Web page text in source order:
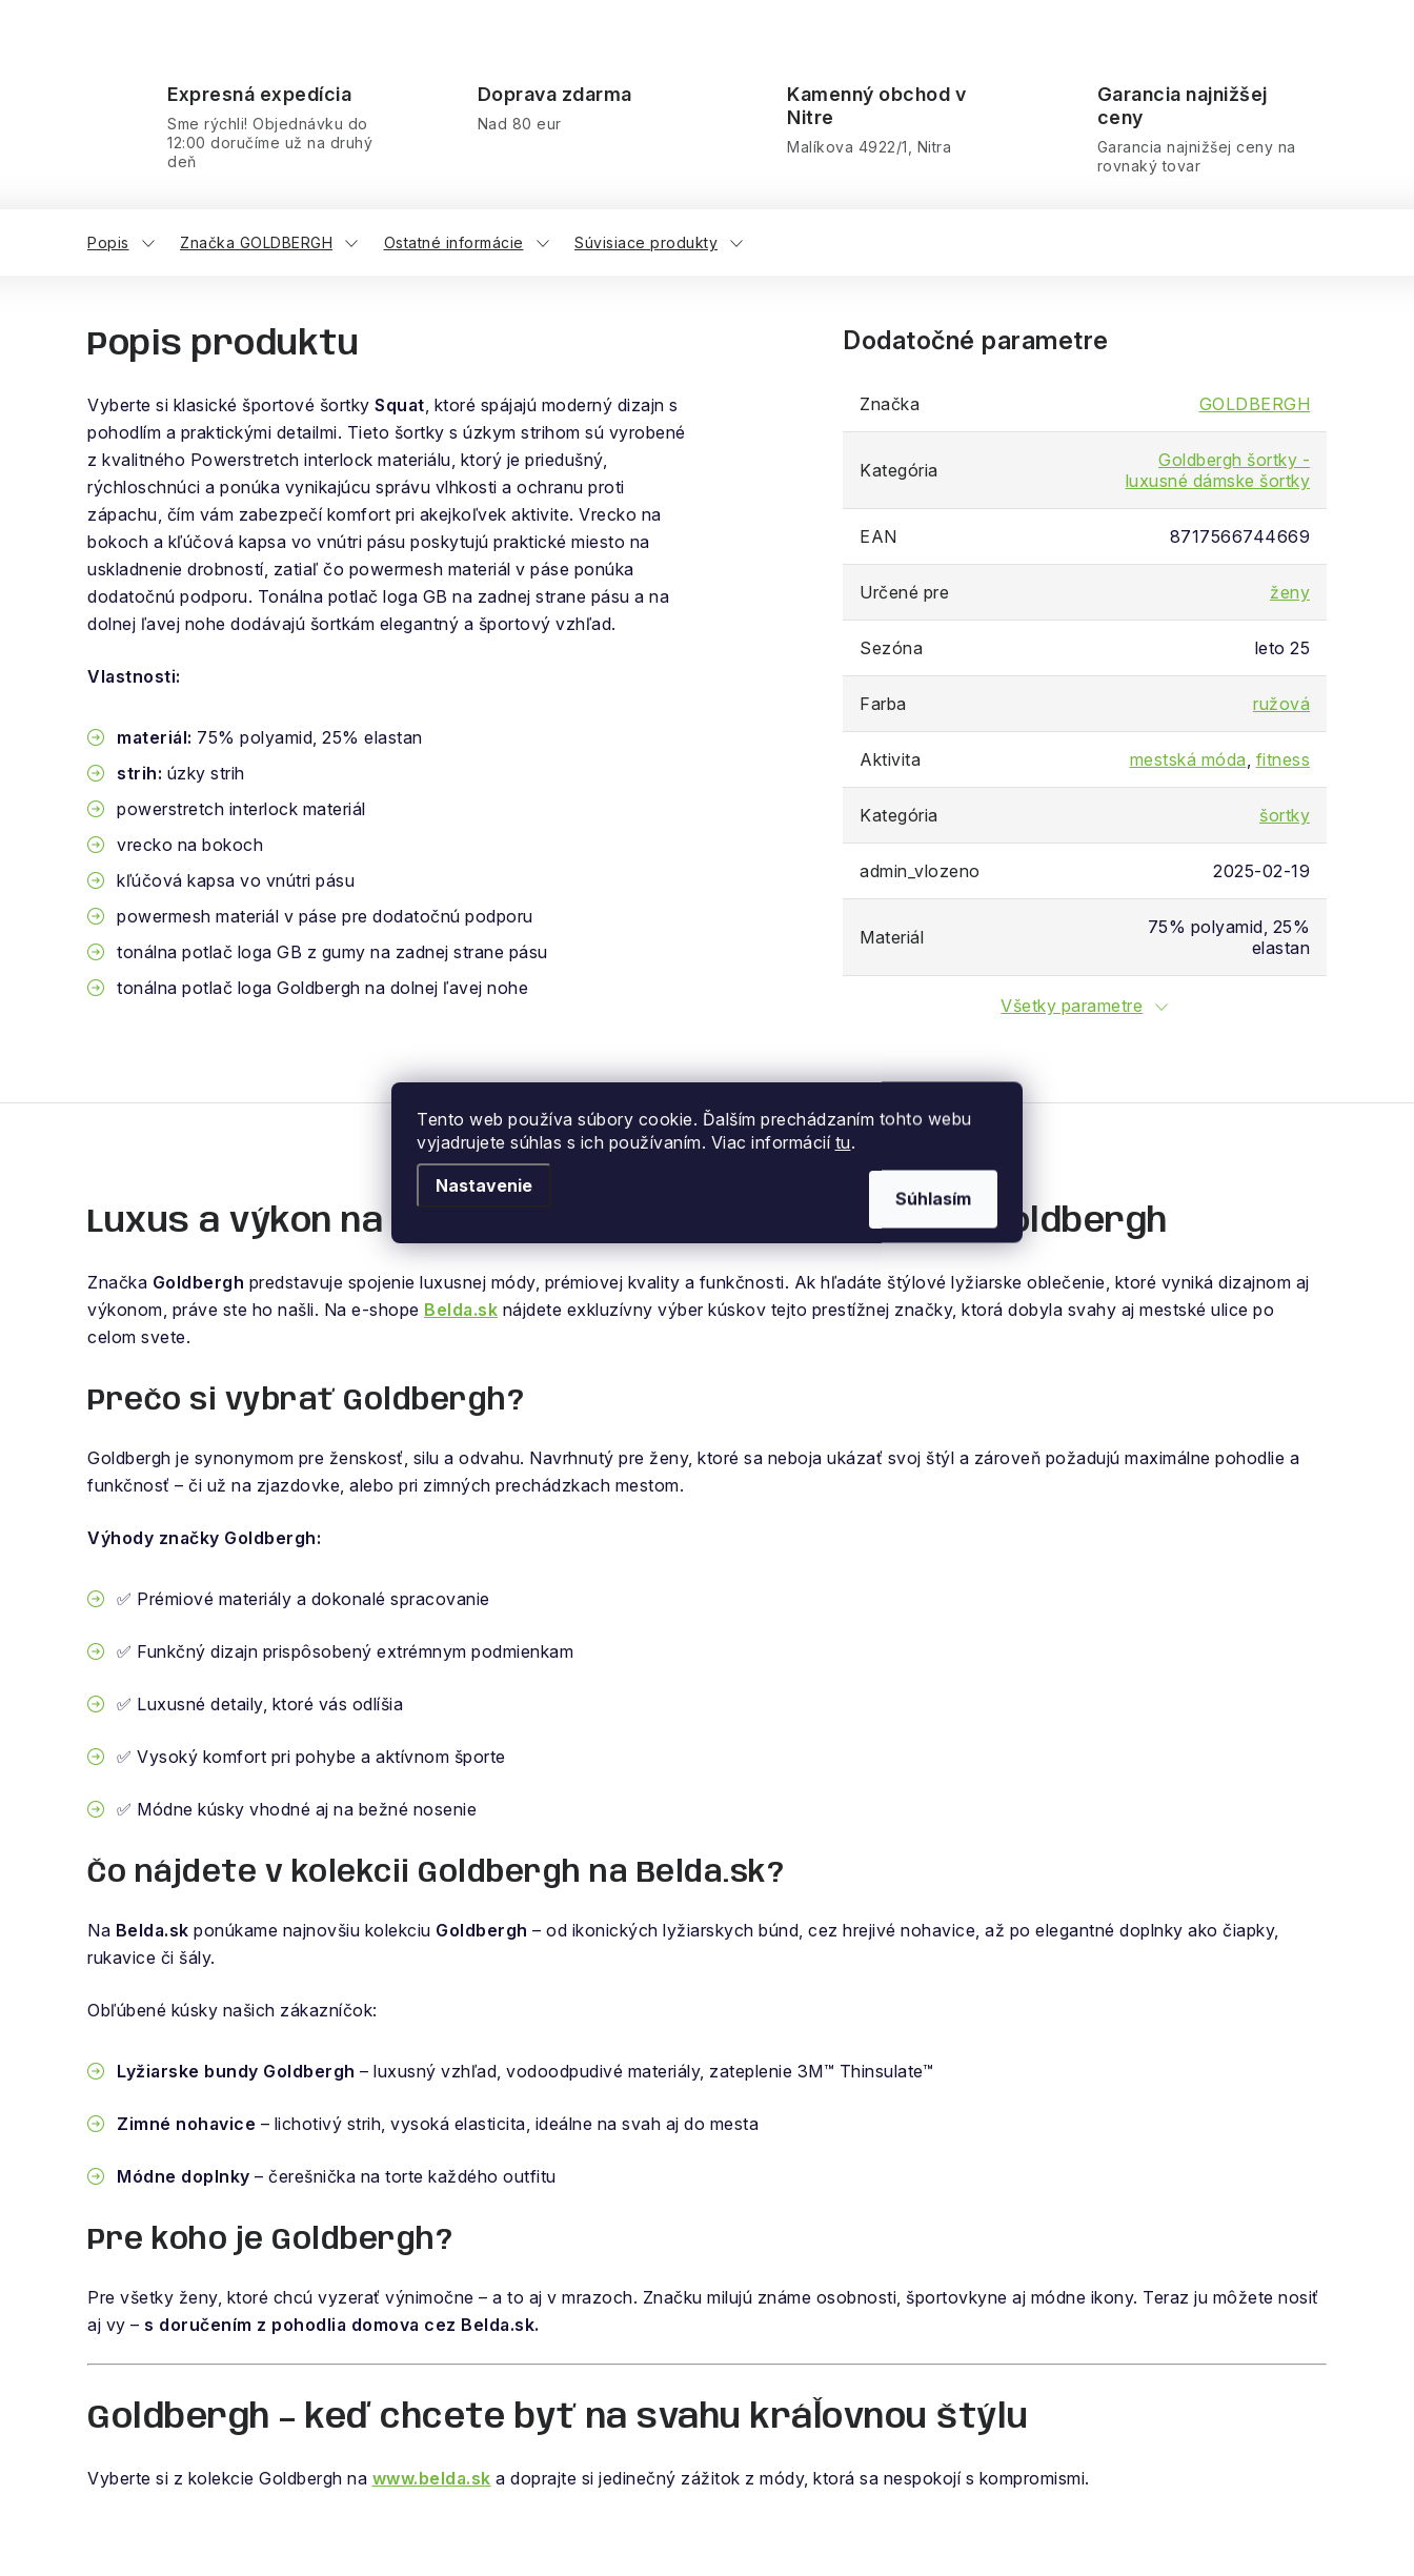
Tento web používa súbory cookie. Ďalším prechádzaním tohto webu
vyjadrujete súhlas s ich používaním. Viac informácií tu.
Nastavenie
Súhlasím
Expresná expedícia
Sme rýchli! Objednávku do
12:00 doručíme už na druhý
deň
Doprava zdarma
Nad 80 eur
Kamenný obchod v
Nitre
Malíkova 4922/1, Nitra
Garancia najnižšej
ceny
Garancia najnižšej ceny na
rovnaký tovar
Popis Značka GOLDBERGH Ostatné informácie Súvisiace produkty
Popis produktu
Vyberte si klasické športové šortky Squat, ktoré spájajú moderný dizajn s
pohodlím a praktickými detailmi. Tieto šortky s úzkym strihom sú vyrobené
z kvalitného Powerstretch interlock materiálu, ktorý je priedušný,
rýchloschnúci a ponúka vynikajúcu správu vlhkosti a ochranu proti
zápachu, čím vám zabezpečí komfort pri akejkoľvek aktivite. Vrecko na
bokoch a kľúčová kapsa vo vnútri pásu poskytujú praktické miesto na
uskladnenie drobností, zatiaľ čo powermesh materiál v páse ponúka
dodatočnú podporu. Tonálna potlač loga GB na zadnej strane pásu a na
dolnej ľavej nohe dodávajú šortkám elegantný a športový vzhľad.
Vlastnosti:
materiál: 75% polyamid, 25% elastan
strih: úzky strih
powerstretch interlock materiál
vrecko na bokoch
kľúčová kapsa vo vnútri pásu
powermesh materiál v páse pre dodatočnú podporu
tonálna potlač loga GB z gumy na zadnej strane pásu
tonálna potlač loga Goldbergh na dolnej ľavej nohe
Dodatočné parametre
Značka GOLDBERGH
Kategória
Goldbergh šortky -
luxusné dámske šortky
EAN 8717566744669
Určené pre ženy
Sezóna leto 25
Farba ružová
Aktivita mestská móda, fitness
Kategória šortky
admin_vlozeno 2025-02-19
Materiál
75% polyamid, 25%
elastan
Všetky parametre
Luxus a výkon na svahu aj v meste: Objavte značku Goldbergh
Značka Goldbergh predstavuje spojenie luxusnej módy, prémiovej kvality a funkčnosti. Ak hľadáte štýlové lyžiarske oblečenie, ktoré vyniká dizajnom aj
výkonom, práve ste ho našli. Na e-shope Belda.sk nájdete exkluzívny výber kúskov tejto prestížnej značky, ktorá dobyla svahy aj mestské ulice po
celom svete.
Prečo si vybrať Goldbergh?
Goldbergh je synonymom pre ženskosť, silu a odvahu. Navrhnutý pre ženy, ktoré sa neboja ukázať svoj štýl a zároveň požadujú maximálne pohodlie a
funkčnosť – či už na zjazdovke, alebo pri zimných prechádzkach mestom.
Výhody značky Goldbergh:
✅ Prémiové materiály a dokonalé spracovanie
✅ Funkčný dizajn prispôsobený extrémnym podmienkam
✅ Luxusné detaily, ktoré vás odlíšia
✅ Vysoký komfort pri pohybe a aktívnom športe
✅ Módne kúsky vhodné aj na bežné nosenie
Čo nájdete v kolekcii Goldbergh na Belda.sk?
Na Belda.sk ponúkame najnovšiu kolekciu Goldbergh – od ikonických lyžiarskych búnd, cez hrejivé nohavice, až po elegantné doplnky ako čiapky,
rukavice či šály.
Obľúbené kúsky našich zákazníčok:
Lyžiarske bundy Goldbergh – luxusný vzhľad, vodoodpudivé materiály, zateplenie 3M™ Thinsulate™
Zimné nohavice – lichotivý strih, vysoká elasticita, ideálne na svah aj do mesta
Módne doplnky – čerešnička na torte každého outfitu
Pre koho je Goldbergh?
Pre všetky ženy, ktoré chcú vyzerať výnimočne – a to aj v mrazoch. Značku milujú známe osobnosti, športovkyne aj módne ikony. Teraz ju môžete nosiť
aj vy – s doručením z pohodlia domova cez Belda.sk.
Goldbergh – keď chcete byť na svahu kráľovnou štýlu
Vyberte si z kolekcie Goldbergh na www.belda.sk a doprajte si jedinečný zážitok z módy, ktorá sa nespokojí s kompromismi.